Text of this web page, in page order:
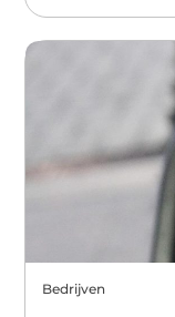
Bedrijven